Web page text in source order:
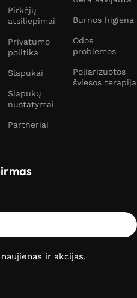
Pirkėjų
atsiliepimai
Privatumo
politika
Slapukai
Slapukų
nustatymai
Partneriai
Burnos higiena
Odos
problemos
Poliarizuotos
šviesos terapija
ir akcijas.